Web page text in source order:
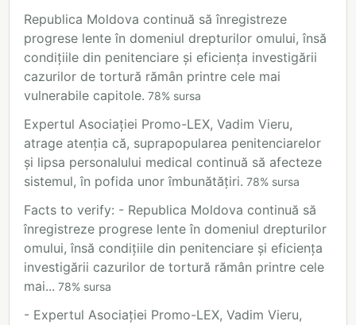
Republica Moldova continuă să înregistreze
progrese lente în domeniul drepturilor omului, însă
condițiile din penitenciare și eficiența investigării
cazurilor de tortură rămân printre cele mai
vulnerabile capitole. 78% sursa
Expertul Asociației Promo-LEX, Vadim Vieru,
atrage atenția că, suprapopularea penitenciarelor
și lipsa personalului medical continuă să afecteze
sistemul, în pofida unor îmbunătățiri. 78% sursa
Facts to verify: - Republica Moldova continuă să
înregistreze progrese lente în domeniul drepturilor
omului, însă condițiile din penitenciare și eficiența
investigării cazurilor de tortură rămân printre cele
mai... 78% sursa
- Expertul Asociației Promo-LEX, Vadim Vieru,